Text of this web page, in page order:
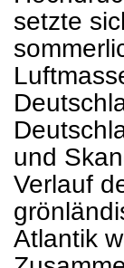
setzte
und
Verlauf
Atlantik